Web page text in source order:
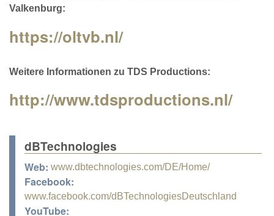
Valkenburg:
https://oltvb.nl/
Weitere Informationen zu TDS Productions:
http://www.tdsproductions.nl/
dBTechnologies
Web: www.dbtechnologies.com/DE/Home/
Facebook:
www.facebook.com/dBTechnologiesDeutschland
YouTube: